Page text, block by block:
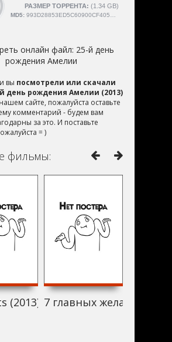
РАЗМЕР ТОРРЕНТА: (1.34 GB)
СКАЧАЛИ:4189
MD5: 993D28853ED5C60900CF405CBCF199C4
онлайн файл: 25-й день
рождения Амелии
вы посмотрели или скачали
день рождения Амелии (2013)
сайте, пожалуйста оставьте
комментарий - будем вам
за это. И поставьте
= )
фильмы:
(2013) 7 главных желаний